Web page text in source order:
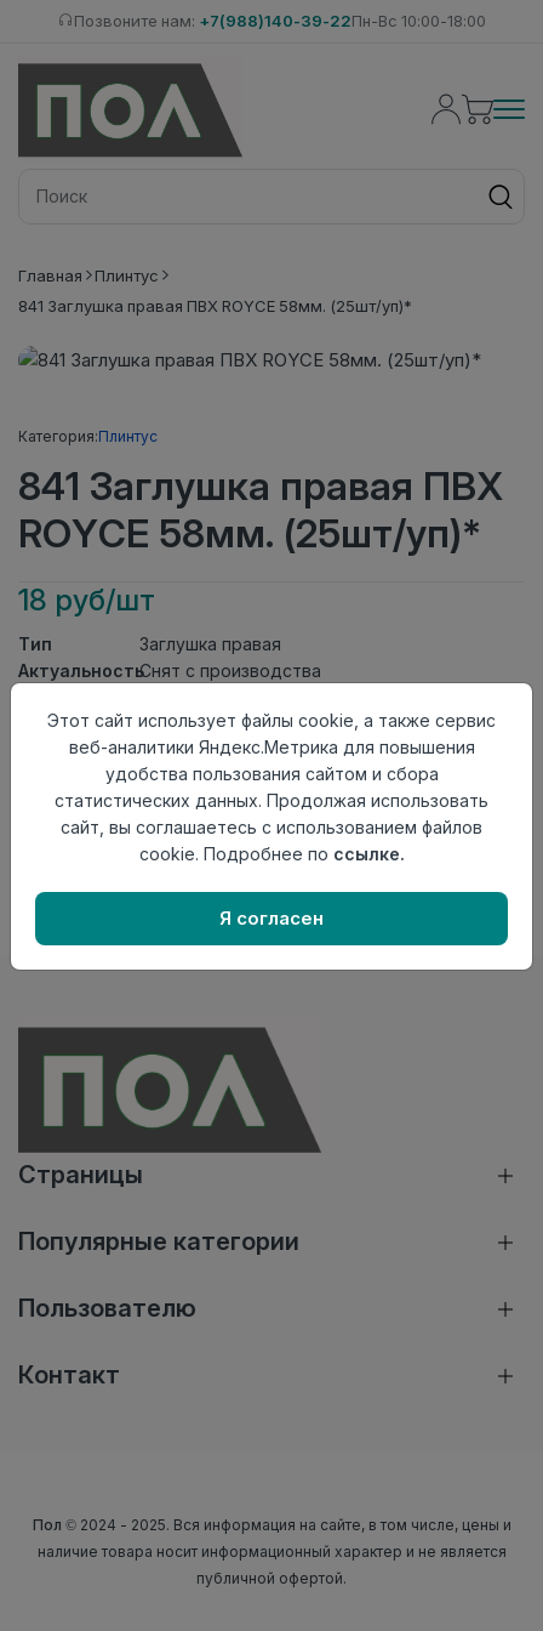
Позвоните нам: +7(988)140-39-22Пн-Вс 10:00-18:00
Главная
Плинтус
841 Заглушка правая ПВХ ROYCE 58мм. (25шт/уп)*
Категория:Плинтус
841 Заглушка правая ПВХ
ROYCE 58мм. (25шт/уп)*
18 руб/шт
Тип
Заглушка правая
АктуальностьСнят с производства
Осталось228 шт
Добавить в корзину
Внимание! Внешний вид товара может отличаться от
представленного на настоящем сайте. Проверяйте
в момент приобретения товара.
Страницы
Популярные категории
Пользователю
Контакт
Пол © 2024 - 2025. Вся информация на сайте, в том числе, цены и
наличие товара носит информационный характер и не является
публичной офертой.
Этот сайт использует файлы cookie, а также сервис
веб-аналитики Яндекс.Метрика для повышения
удобства пользования сайтом и сбора
статистических данных. Продолжая использовать
сайт, вы соглашаетесь с использованием файлов
cookie. Подробнее по ссылке.
Я согласен